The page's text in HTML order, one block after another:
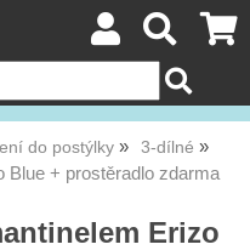
do postýlky 3-dílné
Blue + prostěradlo zdarma
Erizo